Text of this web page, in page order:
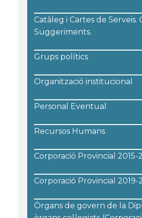
Catàleg i Cartes de Serveis.
Suggeriments.
Grups polítics
Organització institucional
Personal Eventual
Recursos Humans
Corporació Provincial 2015-
Corporació Provincial 2019-
Òrgans de govern de la